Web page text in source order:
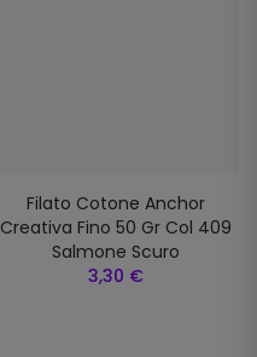
Filato Cotone Anchor
Creativa Fino 50 Gr Col 409
Salmone Scuro
3,30 €